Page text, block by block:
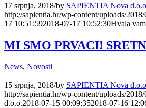
17 srpnja, 2018/by SAPIENTIA Nova
http://sapientia.hr/wp-content/uploads/
17 10:51:592018-07-17 10:52:30Hvala
MI SMO PRVACI!
News, Novosti
15 srpnja, 2018/by SAPIENTIA Nova
http://sapientia.hr/wp-content/uploads/
d.o.o.2018-07-15 00:09:352018-07-16